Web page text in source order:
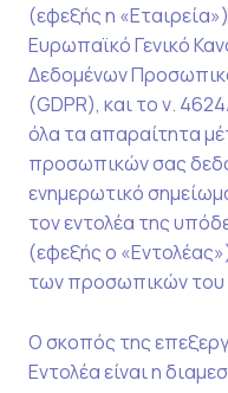
(εφεξής η
Ευρωπαϊκό Γενικό
Δεδομένων
(GDPR), και το ν.
όλα τα απαραίτητα
προσωπικών σας
ενημερωτικό
τον εντολέα της
(εφεξής ο
των προσωπικών του
Ο σκοπός της
Εντολέα είναι η